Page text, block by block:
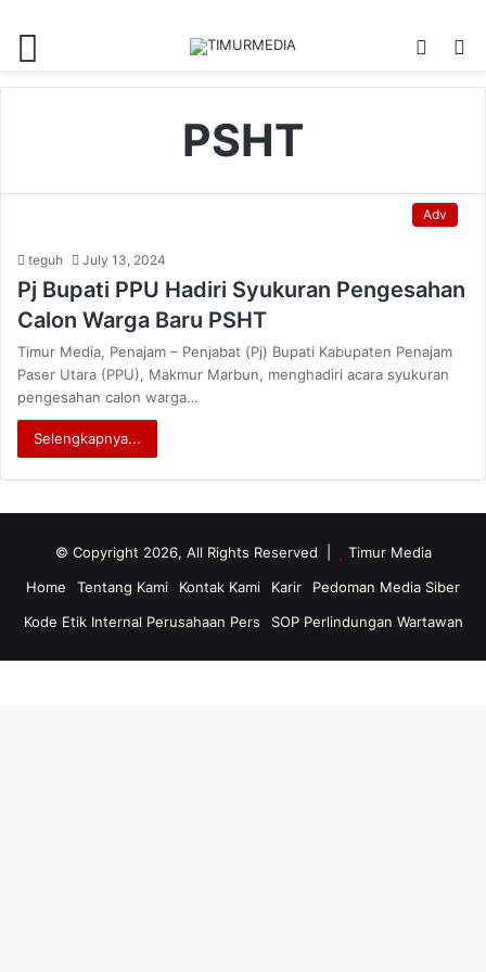
Switch
PSHT
Adv
teguh July 13, 2024
Pj Bupati PPU Hadiri Syukuran Pengesahan
Calon Warga Baru PSHT
Timur Media, Penajam – Penjabat (Pj) Bupati Kabupaten Penajam
Paser Utara (PPU), Makmur Marbun, menghadiri acara syukuran
pengesahan calon warga…
Selengkapnya...
© Copyright 2026, All Rights Reserved |
Timur Media
Home
Tentang Kami Kontak Kami Karir
Pedoman Media Siber
Kode Etik Internal Perusahaan Pers
SOP Perlindungan Wartawan